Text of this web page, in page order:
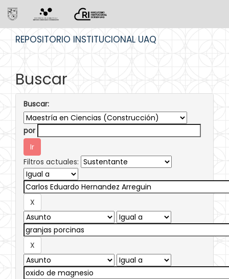
REPOSITORIO INSTITUCIONAL UAQ
Buscar
Buscar:
por
Filtros actuales: